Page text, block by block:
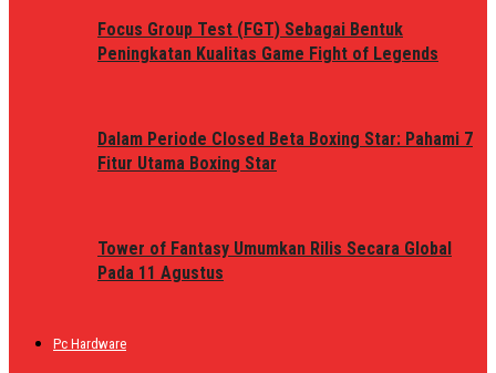
Focus Group Test (FGT) Sebagai Bentuk
Peningkatan Kualitas Game Fight of Legends
Dalam Periode Closed Beta Boxing Star: Pahami 7
Fitur Utama Boxing Star
Tower of Fantasy Umumkan Rilis Secara Global
Pada 11 Agustus
Pc Hardware